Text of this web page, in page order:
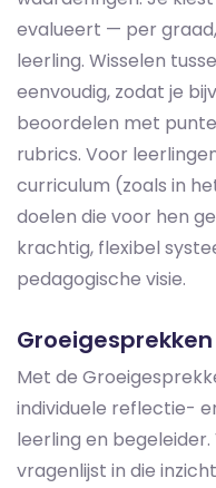
evalueert — per
leerling. Wisselen
eenvoudig, zodat je
beoordelen met
rubrics. Voor
curriculum (zoals in
doelen die voor hen
krachtig, flexibel
pedagogische visie.
Groeigesprekken
Met de
individuele reflectie-
leerling en
vragenlijst in die